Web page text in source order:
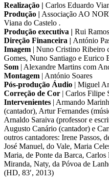
Realização | Carlos Eduardo
Produção | Associação AO
Viana do Castelo .
Produção executiva | Rui Ramos
Direção Financeira | António
Imagem | Nuno Cristino Ribeiro
Gomes, Nuno Santiago e Eurico
Som | Alexandre Martins com
Montagem | António Soares
Pós-produção Áudio | Miguel
Correção de Cor | Carlos Filipe
Intervenientes | Armando
(cantador), Artur Fernandes
Arnaldo Saraiva (professor e
Augusto Canário (cantador) e
outros cantadores: Irene Passos,
José Manuel, do Vale, Maria
Maria, de Ponte da Barca,
Miranda, Naty, da Póvoa de
(HD, 83′, 2013)